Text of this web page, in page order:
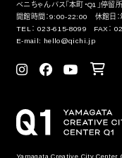
ベニちゃんバス「本町・Q1」停留
開館時間：9:00-22:00 休館日：
TEL： 023-615-8099 FAX：
E-mail: hello@qichi.jp
Yamagata Creative City Center